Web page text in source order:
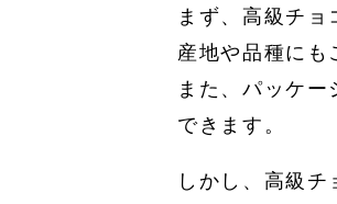
まず、高級チョ
産地や品種にも
また、パッケ
できます。
しかし、高級